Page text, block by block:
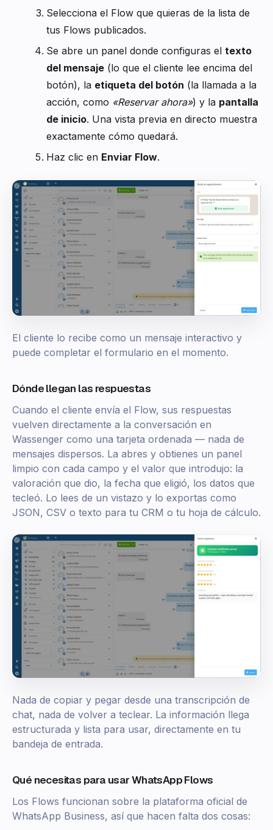
Selecciona el Flow que quieras de la lista de
tus Flows publicados.
Se abre un panel donde configuras el texto
del mensaje (lo que el cliente lee encima del
botón), la etiqueta del botón (la llamada a la
acción, como «Reservar ahora») y la pantalla
de inicio. Una vista previa en directo muestra
exactamente cómo quedará.
Haz clic en Enviar Flow.
El cliente lo recibe como un mensaje interactivo y
puede completar el formulario en el momento.
Dónde llegan las respuestas
Cuando el cliente envía el Flow, sus respuestas
vuelven directamente a la conversación en
Wassenger como una tarjeta ordenada — nada de
mensajes dispersos. La abres y obtienes un panel
limpio con cada campo y el valor que introdujo: la
valoración que dio, la fecha que eligió, los datos que
tecleó. Lo lees de un vistazo y lo exportas como
JSON, CSV o texto para tu CRM o tu hoja de cálculo.
Nada de copiar y pegar desde una transcripción de
chat, nada de volver a teclear. La información llega
estructurada y lista para usar, directamente en tu
bandeja de entrada.
Qué necesitas para usar WhatsApp Flows
Los Flows funcionan sobre la plataforma oficial de
WhatsApp Business, así que hacen falta dos cosas: